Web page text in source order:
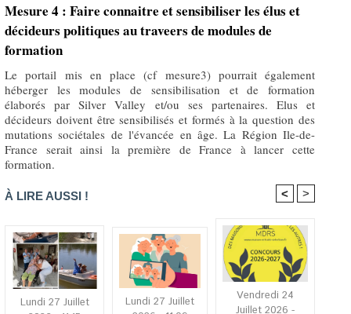
Mesure 4 : Faire connaitre et sensibiliser les élus et
décideurs politiques au traveers de modules de
formation
Le portail mis en place (cf mesure3) pourrait également
héberger les modules de sensibilisation et de formation
élaborés par Silver Valley et/ou ses partenaires. Elus et
décideurs doivent être sensibilisés et formés à la question des
mutations sociétales de l'évancée en âge. La Région Ile-de-
France serait ainsi la première de France à lancer cette
formation.
À LIRE AUSSI ! < >
Lundi 27 Juillet
Lundi 27 Juillet
Vendredi 24
Juillet 2026 -